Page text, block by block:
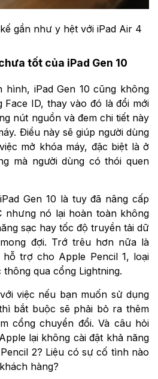
gần như y hệt với iPad Air 4
tốt của iPad Gen 10
hình, iPad Gen 10 cũng không
ID, thay vào đó là đổi mới
nút nguồn và đem chi tiết này
Điều này sẽ giúp người dùng
mở khóa máy, đặc biệt là ở
mà người dùng có thói quen
Gen 10 là tuy đã nâng cấp
nhưng nó lại hoàn toàn không
sạc hay tốc độ truyền tải dữ
đợi. Trớ trêu hơn nữa là
trợ cho Apple Pencil 1, loại
qua cổng Lightning.
việc nếu bạn muốn sử dụng
bắt buộc sẽ phải bỏ ra thêm
cổng chuyển đổi. Và câu hỏi
lại không cài đặt khả năng
2? Liệu có sự cố tình nào
hàng?